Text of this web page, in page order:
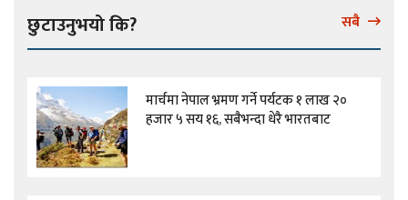
छुटाउनुभयो कि? सबै
मार्चमा नेपाल भ्रमण गर्ने पर्यटक १ लाख २०
हजार ५ सय १६, सबैभन्दा धेरै भारतबाट